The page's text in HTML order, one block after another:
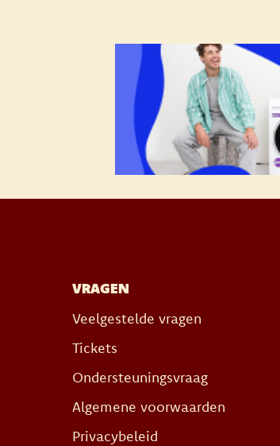
VRAGEN
Veelgestelde vragen
Tickets
Ondersteuningsvraag
Algemene voorwaarden
Privacybeleid